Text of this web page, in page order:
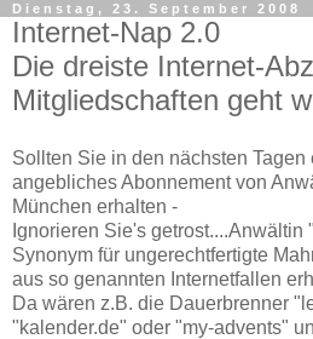
Dienstag, 23. September 2008
Internet-Nap 2.0
Die dreiste Internet-
Mitgliedschaften geht
Sollten Sie in den nächsten
angebliches Abonnement von
München erhalten -
Ignorieren Sie's getrost....Anwältin
Synonym für ungerechtfertigte
aus so genannten Internetfallen
Da wären z.B. die Dauerbrenner
"kalender.de" oder "my-advents"